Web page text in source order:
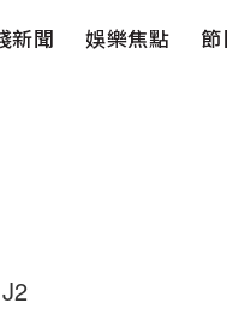
新聞 娛樂焦點
生活愛心基金藝人串流